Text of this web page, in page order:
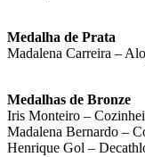
Medalha de Prata
Madalena Carreira –
Medalhas de Bronze
Iris Monteiro –
Madalena Bernardo –
Henrique Gol –